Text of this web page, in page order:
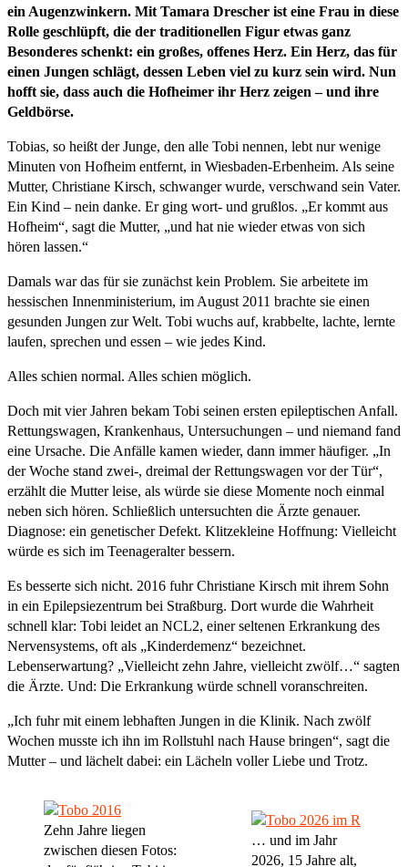
ein Augenzwinkern. Mit Tamara Drescher ist eine Frau in diese
Rolle geschlüpft, die der traditionellen Figur etwas ganz
Besonderes schenkt: ein großes, offenes Herz. Ein Herz, das für
einen Jungen schlägt, dessen Leben viel zu kurz sein wird. Nun
hofft sie, dass auch die Hofheimer ihr Herz zeigen – und ihre
Geldbörse.
Tobias, so heißt der Junge, den alle Tobi nennen, lebt nur wenige
Minuten von Hofheim entfernt, in Wiesbaden-Erbenheim. Als seine
Mutter, Christiane Kirsch, schwanger wurde, verschwand sein Vater.
Ein Kind – nein danke. Er ging wort- und grußlos. „Er kommt aus
Hofheim“, sagt die Mutter, „und hat nie wieder etwas von sich
hören lassen.“
Damals war das für sie zunächst kein Problem. Sie arbeitete im
hessischen Innenministerium, im August 2011 brachte sie einen
gesunden Jungen zur Welt. Tobi wuchs auf, krabbelte, lachte, lernte
laufen, sprechen und essen – wie jedes Kind.
Alles schien normal. Alles schien möglich.
Doch mit vier Jahren bekam Tobi seinen ersten epileptischen Anfall.
Rettungswagen, Krankenhaus, Untersuchungen – und niemand fand
eine Ursache. Die Anfälle kamen wieder, dann immer häufiger. „In
der Woche stand zwei-, dreimal der Rettungswagen vor der Tür“,
erzählt die Mutter leise, als würde sie diese Momente noch einmal
neben sich hören. Schließlich untersuchten die Ärzte genauer.
Diagnose: ein genetischer Defekt. Klitzekleine Hoffnung: Vielleicht
würde es sich im Teenageralter bessern.
Es besserte sich nicht. 2016 fuhr Christiane Kirsch mit ihrem Sohn
in ein Epilepsiezentrum bei Straßburg. Dort wurde die Wahrheit
schnell klar: Tobi leidet an NCL2, einer seltenen Erkrankung des
Nervensystems, oft als „Kinderdemenz“ bezeichnet.
Lebenserwartung? „Vielleicht zehn Jahre, vielleicht zwölf…“ sagten
die Ärzte. Und: Die Erkrankung würde schnell voranschreiten.
„Ich fuhr mit einem lebhaften Jungen in die Klinik. Nach zwölf
Wochen musste ich ihn im Rollstuhl nach Hause bringen“, sagt die
Mutter – und lächelt dabei: ein Lächeln voller Liebe und Trotz.
Zehn Jahre liegen
zwischen diesen Fotos:
… und im Jahr
2026, 15 Jahre alt,